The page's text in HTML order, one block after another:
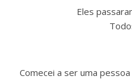
Eles
Comecei a ser uma